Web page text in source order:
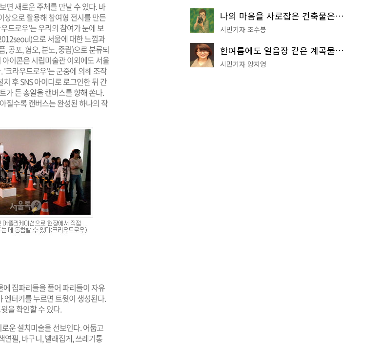
면 새로운 주체를 만날 수 있다. 바
상으로 활용해 참여형 전시를 만든
드로우'는 우리의 참여가 눈에 보
으로 서울에 대한 느낌과
공포, 혐오, 분노, 중립)으로 분류되
이콘은 시립미술관 이외에도 서울
'크라우드로우'는 군중에 의해 조작
후 SNS 아이디로 로그인한 뒤 간
가 든 총알을 캔버스를 향해 쏜다.
질수록 캔버스는 완성된 하나의 작
집파리들을 풀어 파리들이 자유
엔터키를 누르면 트윗이 생성된다.
을 확인할 수 있다.
운 설치미술을 선보인다. 어둡고
연필, 바구니, 빨래집게, 쓰레기통
나의 마음을 사로잡은 건축물은? '서울시 건축상' 수상작 공개!
시민기자 조수봉
한여름에도 얼음장 같은 계곡물! 서울 '진관사 계곡'이 천국이네~
시민기자 양지영